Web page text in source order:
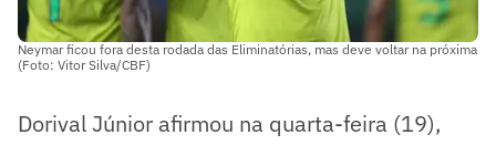
Neymar ficou fora desta rodada das Eliminatórias, mas deve voltar na próxima
(Foto: Vitor Silva/CBF)
Dorival Júnior afirmou na quarta-feira (19),